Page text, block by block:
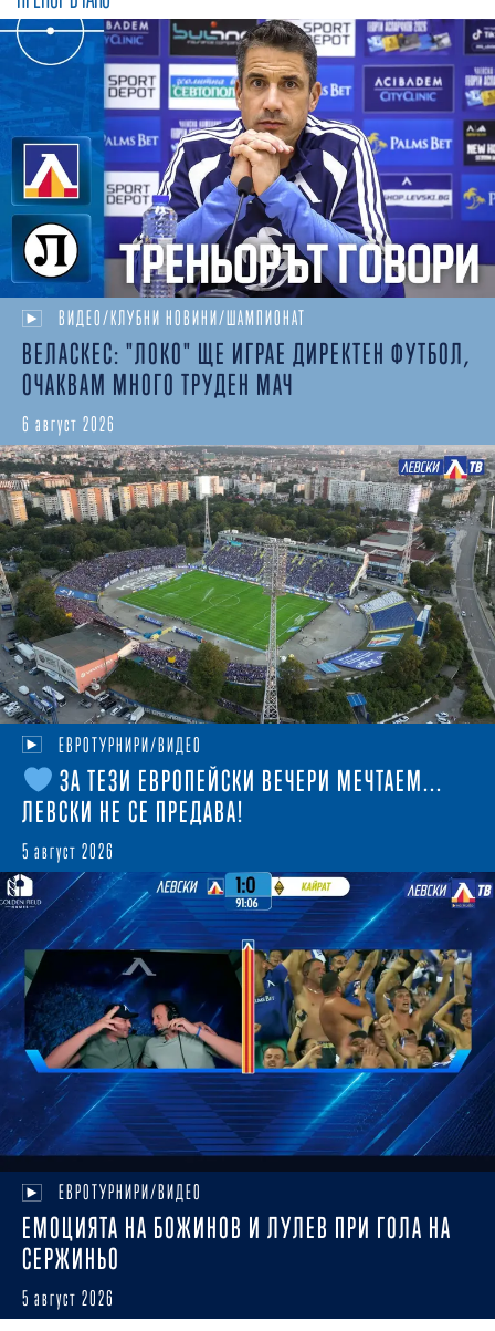
ВИДЕО/КЛУБНИ НОВИНИ/ШАМПИОНАТ
ВЕЛАСКЕС: "ЛОКО" ЩЕ ИГРАЕ ДИРЕКТЕН ФУТБОЛ,
ОЧАКВАМ МНОГО ТРУДЕН МАЧ
6 август 2026
ЕВРОТУРНИРИ/ВИДЕО
ЗА ТЕЗИ ЕВРОПЕЙСКИ ВЕЧЕРИ МЕЧТАЕМ...
ЛЕВСКИ НЕ СЕ ПРЕДАВА!
5 август 2026
ЕВРОТУРНИРИ/ВИДЕО
ЕМОЦИЯТА НА БОЖИНОВ И ЛУЛЕВ ПРИ ГОЛА НА
СЕРЖИНЬО
5 август 2026